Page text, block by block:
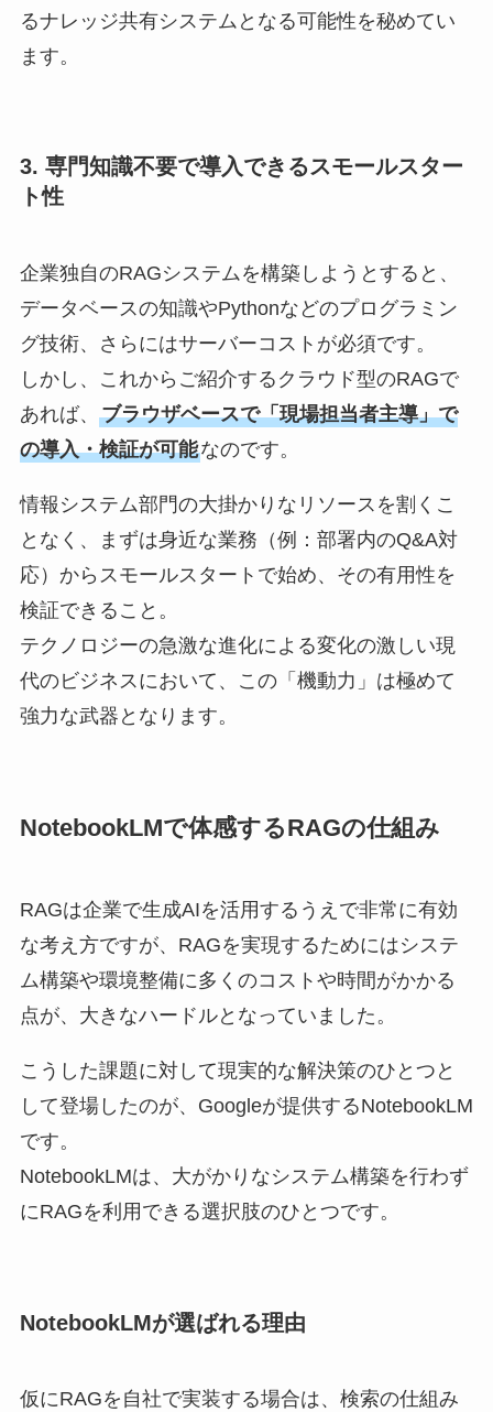
るナレッジ共有システムとなる可能性を秘めてい
ます。
3. 専門知識不要で導入できるスモールスター
ト性
企業独自のRAGシステムを構築しようとすると、
データベースの知識やPythonなどのプログラミン
グ技術、さらにはサーバーコストが必須です。
しかし、これからご紹介するクラウド型のRAGで
あれば、 ブラウザベースで「現場担当者主導」で
の導入・検証が可能なのです。
情報システム部門の大掛かりなリソースを割くこ
となく、まずは身近な業務（例：部署内のQ&A対
応）からスモールスタートで始め、その有用性を
検証できること。
テクノロジーの急激な進化による変化の激しい現
代のビジネスにおいて、この「機動力」は極めて
強力な武器となります。
NotebookLMで体感するRAGの仕組み
RAGは企業で生成AIを活用するうえで非常に有効
な考え方ですが、RAGを実現するためにはシステ
ム構築や環境整備に多くのコストや時間がかかる
点が、大きなハードルとなっていました。
こうした課題に対して現実的な解決策のひとつと
して登場したのが、Googleが提供するNotebookLM
です。
NotebookLMは、大がかりなシステム構築を行わず
にRAGを利用できる選択肢のひとつです。
NotebookLMが選ばれる理由
仮にRAGを自社で実装する場合は、検索の仕組み